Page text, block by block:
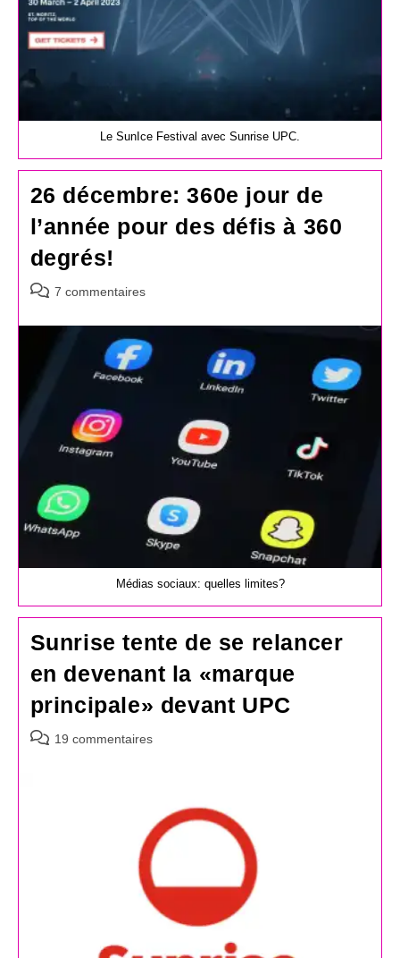
Le SunIce Festival avec Sunrise UPC.
26 décembre: 360e jour de
l’année pour des défis à 360
degrés!
Commentaires
la
7 commentaires
Médias sociaux: quelles limites?
Sunrise tente de se relancer
en devenant la «marque
principale» devant UPC
Commentaires
19 commentaires